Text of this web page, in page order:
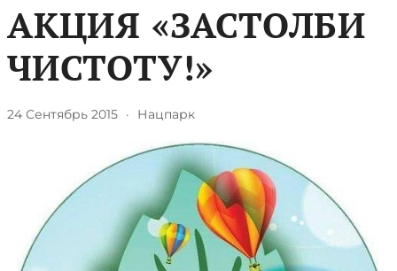
АКЦИЯ «ЗАСТОЛБИ
ЧИСТОТУ!»
24 Сентябрь 2015 · Нацпарк